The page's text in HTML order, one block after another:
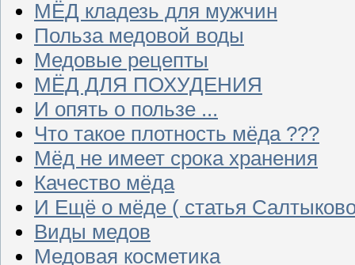
МЁД кладезь для мужчин
Польза медовой воды
Медовые рецепты
МЁД ДЛЯ ПОХУДЕНИЯ
И опять о пользе ...
Что такое плотность мёда ???
Мёд не имеет срока хранения
Качество мёда
И Ещё о мёде ( статья
Виды медов
Медовая косметика